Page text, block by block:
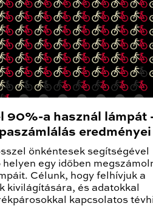
90%-a használ lámpát
eredményei
önkéntesek segítségével
egy időben
Célunk, hogy felhívjuk a
kivilágítására, és adatokkal
kapcsolatos